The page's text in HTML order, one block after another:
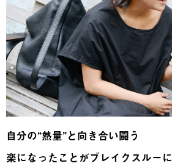
自分の“熱量”と向き合い闘う
楽になったことがブレイクスルーに